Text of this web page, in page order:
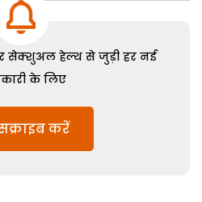
सेक्शुअल हेल्थ से जुड़ी हर नई
के लिए
करें